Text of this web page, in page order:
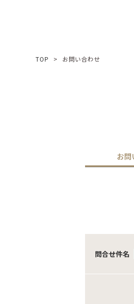
TOP お問い合わせ
お問
問合せ件名